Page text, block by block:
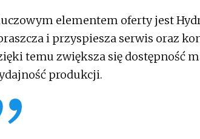
elementem oferty jest
i przyspiesza serwis oraz
temu zwiększa się dostępność
produkcji.